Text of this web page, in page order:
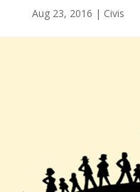
Aug 23, 2016 | Civis